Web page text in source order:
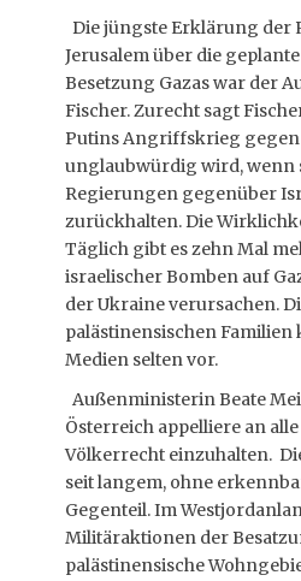
Die jüngste Erklärung der
Jerusalem über die
Besetzung Gazas war der
Fischer. Zurecht sagt
Putins Angriffskrieg gegen
unglaubwürdig wird, wenn
Regierungen gegenüber
zurückhalten. Die
Täglich gibt es zehn Mal
israelischer Bomben auf
der Ukraine verursachen.
palästinensischen
Medien selten vor.
Außenministerin Beate
Österreich appelliere an alle
Völkerrecht einzuhalten.
seit langem, ohne
Gegenteil. Im
Militäraktionen der
palästinensische